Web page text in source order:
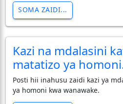
SOMA ZAIDI...
Kazi na mdalasini
matatizo ya
Posti hii inahusu zaidi kazi ya
ya homoni kwa wanawake.